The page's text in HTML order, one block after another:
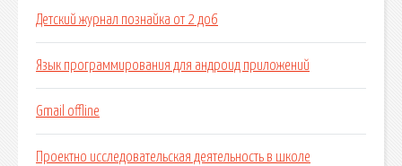
Детский журнал познайка от 2 до6
Язык программирования для андроид приложений
Gmail offline
Проектно исследовательская деятельность в школе